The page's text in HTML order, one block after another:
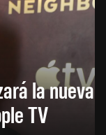
la nueva
TV